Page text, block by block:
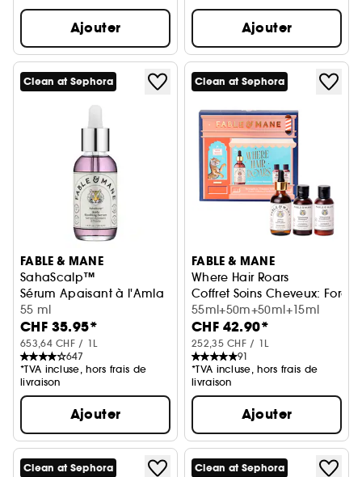
Ajouter Ajouter
Clean at Sephora
FABLE & MANE
SahaScalp™
Sérum Apaisant à l'Amla
55 ml
CHF 35.95*
653,64 CHF / 1L
647
*TVA incluse, hors frais de
livraison
Ajouter
Clean at Sephora
FABLE & MANE
Where Hair Roars
Coffret Soins Cheveux:
55ml+50m+50ml+15ml
CHF 42.90*
252,35 CHF / 1L
91
*TVA incluse, hors frais de
livraison
Ajouter
Clean at Sephora Clean at Sephora